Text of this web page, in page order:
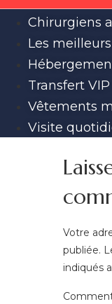
Chirurgiens
Les
Transfert VIP
Vêtements
Visite
Votre
publiée.
indiqués